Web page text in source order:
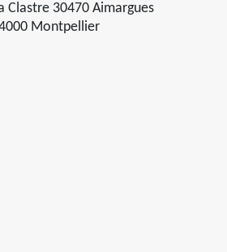
Clastre 30470 Aimargues
Montpellier